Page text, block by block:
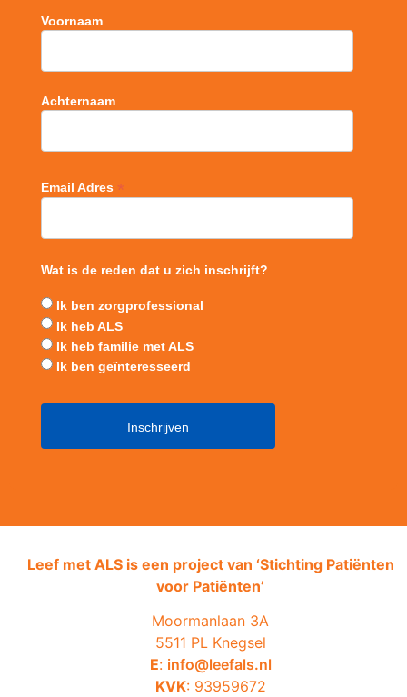
Voornaam
Achternaam
Email Adres *
Wat is de reden dat u zich inschrijft?
Ik ben zorgprofessional
Ik heb ALS
Ik heb familie met ALS
Ik ben geïnteresseerd
Leef met ALS is een project van ‘Stichting Patiënten
voor Patiënten’
Moormanlaan 3A
5511 PL Knegsel
E: info@leefals.nl
KVK: 93959672